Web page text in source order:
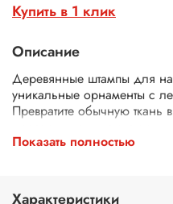
Купить в 1 клик
Описание
Деревянные штампы для
уникальные орнаменты с
Превратите обычную
деревянными штампами
подходят для декора
Экологичные –
Показать полностью
Характеристики